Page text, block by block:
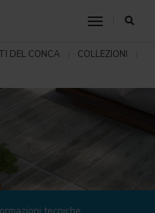
toggle
DEL CONCA
COLLEZIONI